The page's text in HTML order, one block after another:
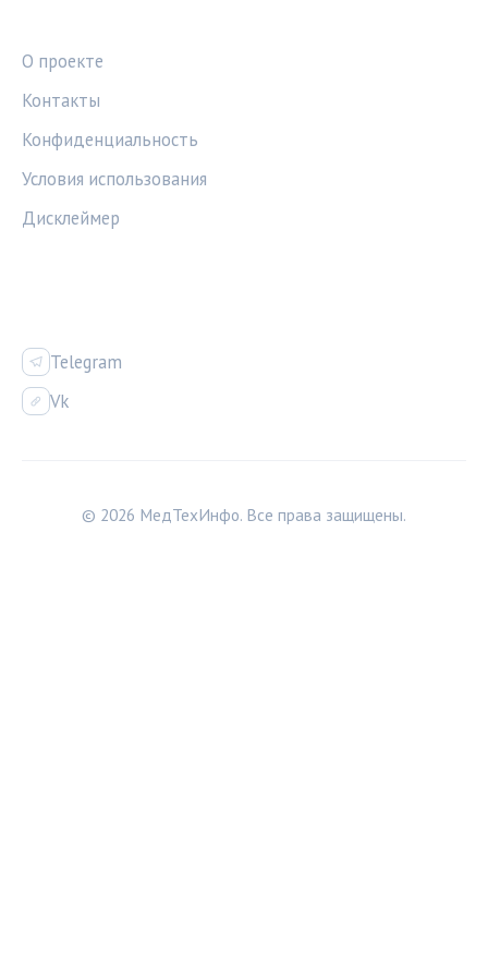
О проекте
Контакты
Конфиденциальность
Условия использования
Дисклеймер
Telegram
Vk
© 2026 МедТехИнфо. Все права защищены.